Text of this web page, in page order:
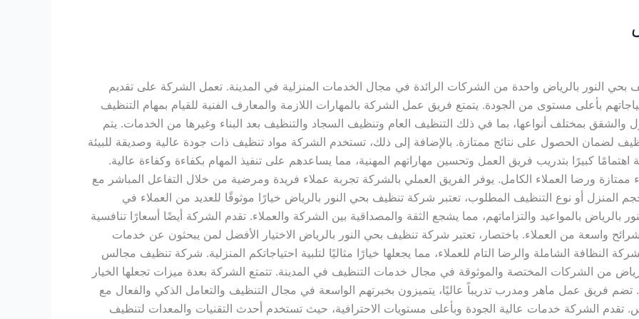
النور بالرياض واحدة من الشركات الرائدة في مجال الخدمات المنزلية في المدينة. تعمل الشركة على تقديم
بأعلى مستوى من الجودة. يتمتع فريق عمل الشركة بالمهارات اللازمة والمعارف الفنية للقيام بمهام التنظيف
والشقق بمختلف أنواعها، بما في ذلك التنظيف العام وتنظيف السجاد والتنظيف بعد البناء وغيرها من الخدمات. يتم
لضمان الحصول على نتائج ممتازة. بالإضافة إلى ذلك، تستخدم الشركة مواد تنظيف ذات جودة عالية وصديقة للبيئة
كبيرًا بتدريب فريق العمل وتحسين مهاراتهم المهنية، مما يساعدهم على تنفيذ المهام بكفاءة وكفاءة عالية.
ورضا العملاء الكامل. يوفر الفريق العملي بالشركة تجربة عملاء فريدة ومرضية من خلال التفاعل المباشر مع
المنزل أو نوع التنظيف المطلوب، تعتبر شركة تنظيف بحي النور بالرياض خيارًا موثوقًا للعديد من العملاء في
بالرياض بالمواعيد والتزاماتهم، مما يشجع الثقة والمصداقية بين الشركة والعملاء. تقدم الشركة أيضًا أسعارًا تنافسية
واسعة من العملاء. باختصار، تعتبر شركة تنظيف بحي النور بالرياض الاختيار الأفضل لمن يبحثون عن خدمات
النظافة الشاملة والرضا التام للعملاء، مما يجعلها خيارًا مثاليًا لتلبية احتياجاتكم المنزلية. شركة تنظيف مجالس
من الشركات المختصة والموثوقة في مجال خدمات التنظيف في المدينة. تتمتع الشركة بعدة ميزات تجعلها الخيار
تضم فريق عمل ماهر ومدرب تدريباً عاليًا، يتميزون بخبرتهم الواسعة في مجال التنظيف والتعامل الذكي والفعال مع
تقدم الشركة خدمات عالية الجودة وبأعلى مستويات الاحترافية، حيث تستخدم أحدث التقنيات والمعدات لتنظيف